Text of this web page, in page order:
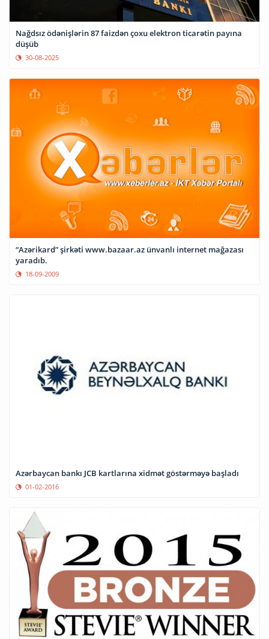
Nağdsız ödənişlərin 87 faizdən çoxu elektron ticarətin payına
düşüb
30-08-2025
“Azərikard” şirkəti www.bazaar.az ünvanlı internet mağazası
yaradıb.
18-09-2009
Azərbaycan bankı JCB kartlarına xidmət göstərməyə başladı
01-02-2016